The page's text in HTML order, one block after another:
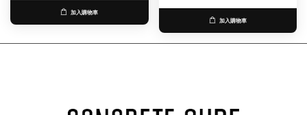
加入購物車
加入購物車